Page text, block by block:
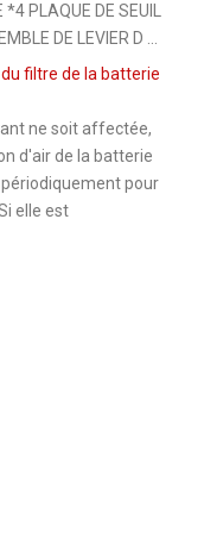
*4 PLAQUE DE SEUIL
DE LEVIER D ...
filtre de la batterie
ne soit affectée,
d'air de la batterie
pour
elle est